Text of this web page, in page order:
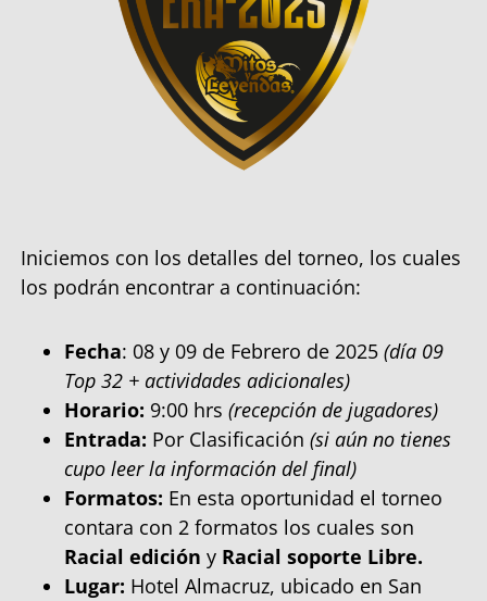
Iniciemos con los detalles del torneo, los cuales
los podrán encontrar a continuación:
Fecha: 08 y 09 de Febrero de 2025 (día 09
Top 32 + actividades adicionales)
Horario: 9:00 hrs (recepción de jugadores)
Entrada: Por Clasificación (si aún no tienes
cupo leer la información del final)
Formatos: En esta oportunidad el torneo
contara con 2 formatos los cuales son
Racial edición y Racial soporte Libre.
Lugar: Hotel Almacruz, ubicado en San